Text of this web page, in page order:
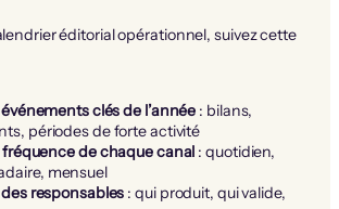
éditorial opérationnel, suivez cette
clés de l’année : bilans,
périodes de forte activité
fréquence de chaque canal : quotidien,
mensuel
responsables : qui produit, qui valide,